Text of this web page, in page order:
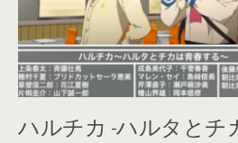
ハルチカ -ハルタとチ